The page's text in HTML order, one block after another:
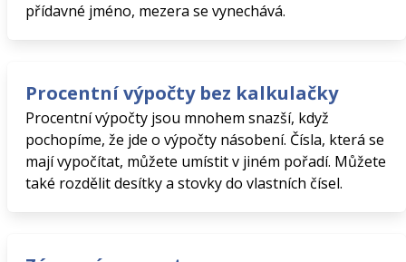
přídavné jméno, mezera se vynechává.
Procentní výpočty bez kalkulačky
Procentní výpočty jsou mnohem snazší, když
pochopíme, že jde o výpočty násobení. Čísla, která se
mají vypočítat, můžete umístit v jiném pořadí. Můžete
také rozdělit desítky a stovky do vlastních čísel.